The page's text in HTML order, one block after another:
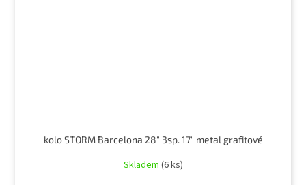
kolo STORM Barcelona 28" 3sp. 17" metal grafitové
Skladem (6 ks)